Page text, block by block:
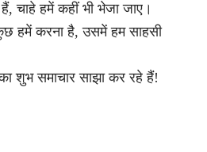
चाहे हमें कहीं भी भेजा जाए।
हमें करना है, उसमें हम साहसी
शुभ समाचार साझा कर रहे हैं!